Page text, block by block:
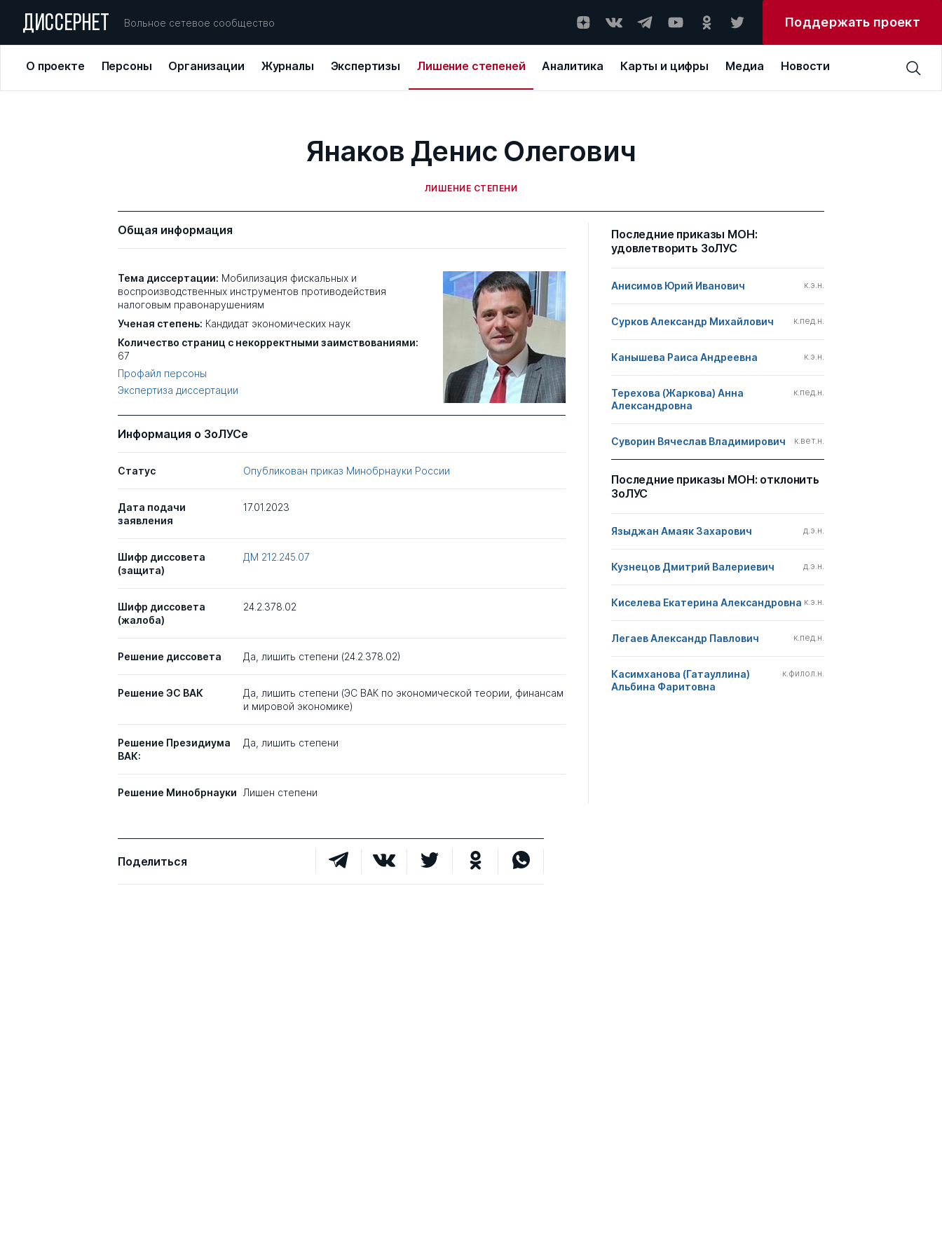
ДИССЕРНЕТ Вольное сетевое сообщество Поддержать проект
О проекте Персоны Организации Журналы Экспертизы Лишение степеней Аналитика Карты и цифры Медиа Новости
Янаков Денис Олегович
ЛИШЕНИЕ СТЕПЕНИ
Общая информация
Тема диссертации: Мобилизация фискальных и
воспроизводственных инструментов противодействия
налоговым правонарушениям
Ученая степень: Кандидат экономических наук
Количество страниц с некорректными заимствованиями:
67
Профайл персоны
Экспертиза диссертации
Информация о ЗоЛУСе
Статус Опубликован приказ Минобрнауки России
Дата подачи
заявления
17.01.2023
Шифр диссовета
(защита)
ДМ 212.245.07
Шифр диссовета
(жалоба)
24.2.378.02
Решение диссовета Да, лишить степени (24.2.378.02)
Решение ЭС ВАК
Да, лишить степени (ЭС ВАК по экономической теории, финансам
и мировой экономике)
Решение Президиума
ВАК:
Да, лишить степени
Решение Минобрнауки Лишен степени
Поделиться
Последние приказы МОН:
удовлетворить ЗоЛУС
Анисимов Юрий Иванович к.э.н.
Сурков Александр Михайлович к.пед.н.
Канышева Раиса Андреевна к.э.н.
Терехова (Жаркова) Анна
Александровна
к.пед.н.
Суворин Вячеслав Владимирович к.вет.н.
Последние приказы МОН: отклонить
ЗоЛУС
Языджан Амаяк Захарович д.э.н.
Кузнецов Дмитрий Валериевич д.э.н.
Киселева Екатерина Александровна к.э.н.
Легаев Александр Павлович к.пед.н.
Касимханова (Гатауллина)
Альбина Фаритовна
к.филол.н.